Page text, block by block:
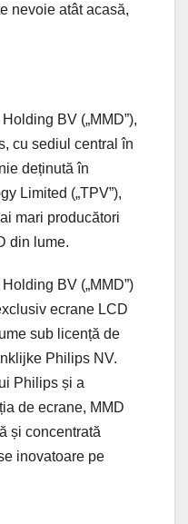
nevoie atât acasă,
BV („MMD”),
cu sediul central în
deținută în
Limited („TPV”),
mari producători
din lume.
BV („MMD”)
ecrane LCD
sub licență de
Philips NV.
Philips și a
de ecrane, MMD
și concentrată
inovatoare pe